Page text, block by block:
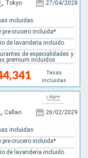
Tokyo 27/04/2028
Tasas
incluidas
incluidas
pre-crucero incluida*
de lavanderia incluido
de especialidades y
premium incluidos
Callao 26/02/2029
incluidas
pre-crucero incluida*
de lavanderia incluido